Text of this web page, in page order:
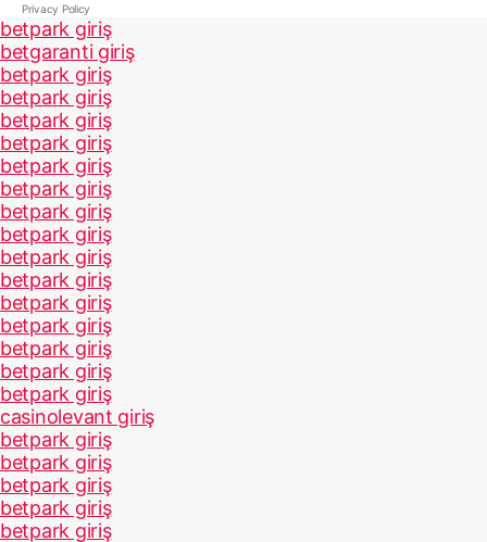
Privacy Policy
betpark giriş
betgaranti giriş
betpark giriş
betpark giriş
betpark giriş
betpark giriş
betpark giriş
betpark giriş
betpark giriş
betpark giriş
betpark giriş
betpark giriş
betpark giriş
betpark giriş
betpark giriş
betpark giriş
betpark giriş
casinolevant giriş
betpark giriş
betpark giriş
betpark giriş
betpark giriş
betpark giriş